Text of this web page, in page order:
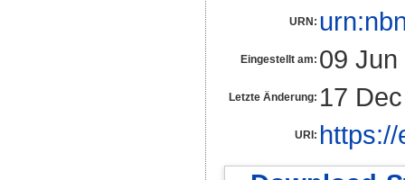
URN:
Eingestellt am: 09
Letzte Änderung: 17
URI: